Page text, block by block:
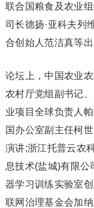
联合国粮食及农业
司长德扬·亚科夫列
合创始人范洁真等出
论坛上，中国农业
农村厅党组副书记
业项目全球负责人
国办公室副主任柯
演讲;浙江托普云农
息技术(盐城)有限公
器学习训练实验室
联网治理基金会加